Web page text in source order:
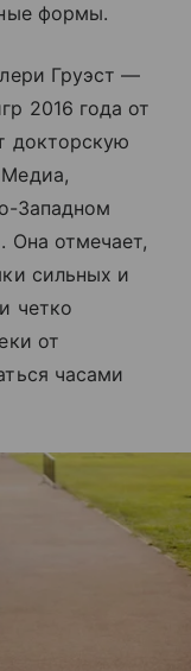
формы.
Груэст —
2016 года от
докторскую
Западном
Она отмечает,
сильных и
четко
от
часами